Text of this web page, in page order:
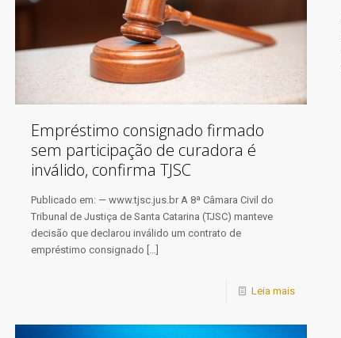
Empréstimo consignado firmado
sem participação de curadora é
inválido, confirma TJSC
Publicado em: — www.tjsc.jus.br A 8ª Câmara Civil do
Tribunal de Justiça de Santa Catarina (TJSC) manteve
decisão que declarou inválido um contrato de
empréstimo consignado
Leia mais